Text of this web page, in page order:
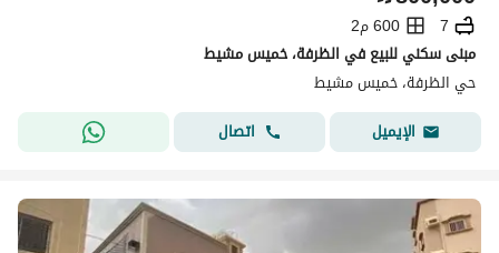
7
600 م2
مبنى سكني للبيع في الظرفة، خميس مشيط
حي الظرفة، خميس مشيط
الإيميل
اتصال